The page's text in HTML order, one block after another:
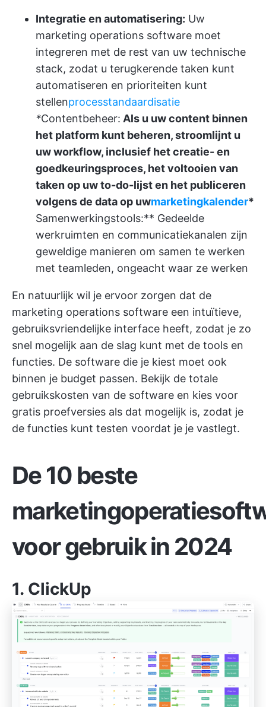
Integratie en automatisering: Uw
marketing operations software moet
integreren met de rest van uw technische
stack, zodat u terugkerende taken kunt
automatiseren en prioriteiten kunt
stellenprocesstandaardisatie
*Contentbeheer: Als u uw content binnen
het platform kunt beheren, stroomlijnt u
uw workflow, inclusief het creatie- en
goedkeuringsproces, het voltooien van
taken op uw to-do-lijst en het publiceren
volgens de data op uwmarketingkalender*
Samenwerkingstools:** Gedeelde
werkruimten en communicatiekanalen zijn
geweldige manieren om samen te werken
met teamleden, ongeacht waar ze werken
En natuurlijk wil je ervoor zorgen dat de
marketing operations software een intuïtieve,
gebruiksvriendelijke interface heeft, zodat je zo
snel mogelijk aan de slag kunt met de tools en
functies. De software die je kiest moet ook
binnen je budget passen. Bekijk de totale
gebruikskosten van de software en kies voor
gratis proefversies als dat mogelijk is, zodat je
de functies kunt testen voordat je je vastlegt.
De 10 beste
voor gebruik in 2024
1. ClickUp